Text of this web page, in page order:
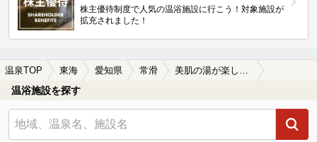
株主優待制度で人気の温浴施設に行こう！対象施設が
拡充されました！
温泉TOP 東海 愛知県 常滑 美肌の湯が楽しめる常滑の温泉、日帰り温泉、スーパー銭湯おすすめ
温浴施設を探す